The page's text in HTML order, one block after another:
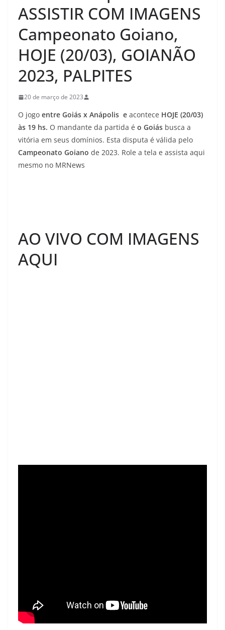
ASSISTIR COM IMAGENS
Campeonato Goiano,
HOJE (20/03), GOIANÃO
2023, PALPITES
20 de março de 2023
O jogo entre Goiás x Anápolis e acontece HOJE (20/03)
às 19 hs. O mandante da partida é o Goiás busca a
vitória em seus domínios. Esta disputa é válida pelo
Campeonato Goiano de 2023. Role a tela e assista aqui
mesmo no MRNews
AO VIVO COM IMAGENS
AQUI